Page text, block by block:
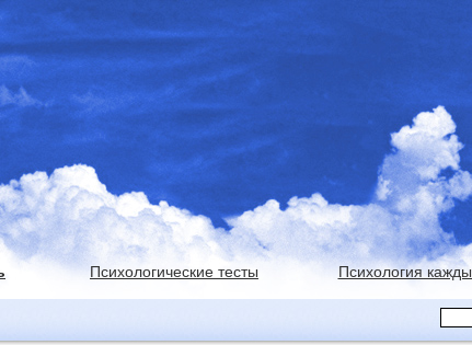
Психологические тесты Психология